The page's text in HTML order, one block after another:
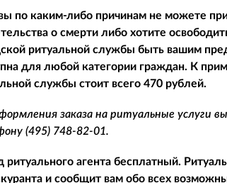
по каким-либо причинам не можете
о смерти либо хотите
ритуальной службы быть вашим
для любой категории граждан. К
службы стоит всего 470 рублей.
заказа на ритуальные услуги
(495) 748-82-01.
ритуального агента бесплатный.
и сообщит вам обо всех